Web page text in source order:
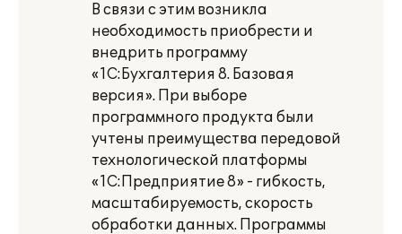
В связи с этим возникла
необходимость приобрести и
внедрить программу
«1С:Бухгалтерия 8. Базовая
версия». При выборе
программного продукта были
учтены преимущества передовой
технологической платформы
«1С:Предприятие 8» - гибкость,
масштабируемость, скорость
обработки данных. Программы